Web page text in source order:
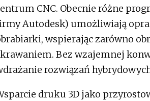
CNC. Obecnie różne
Autodesk) umożliwiają
wspierając zarówno
Bez wzajemnej
rozwiązań
druku 3D jako